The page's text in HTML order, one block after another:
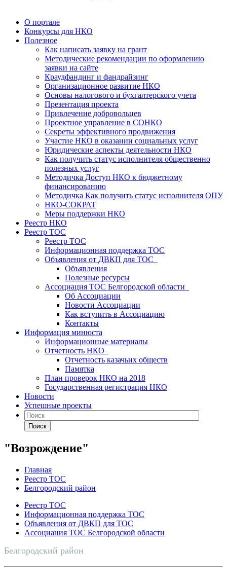
О портале
Конкурсы для НКО
Полезное
Как написать заявку на грант
Методические рекомендации по оформлению
заявки на сайте
Краудфандинг и фандрайзинг
Организационное развитие НКО
Основы налогового и бухгалтерского учета
Презентация проекта
Привлечение добровольцев
Проектное управление в СОНКО
Секреты эффективного продвижения
Участие НКО в оказании социальных услуг
Юридические аспекты деятельности НКО
Как получить статус исполнителя общественно
полезных услуг
Методичка Доступ НКО к бюджетному
финансированию
Методичка Как получить статус исполнителя ОПУ
НКО-СОКРАТ
Меры поддержки НКО
Реестр НКО
Реестр ТОС
Реестр ТОС
Информационная поддержка ТОС
Объявления от ДВКП для ТОС
Объявления
Полезные ресурсы
Ассоциация ТОС Белгородской области
Об Ассоциации
Новости Ассоциации
Как вступить в Ассоциацию
Контакты
Информация минюста
Информационные материалы
Отчетность НКО
Отчетность казачьих обществ
Памятка
План проверок НКО на 2018
Государственная регистрация НКО
Новости
Успешные проекты
Поиск
"Возрождение"
Главная
Реестр ТОС
Белгородский район
Реестр ТОС
Информационная поддержка ТОС
Объявления от ДВКП для ТОС
Ассоциация ТОС Белгородской области
Белгородский район